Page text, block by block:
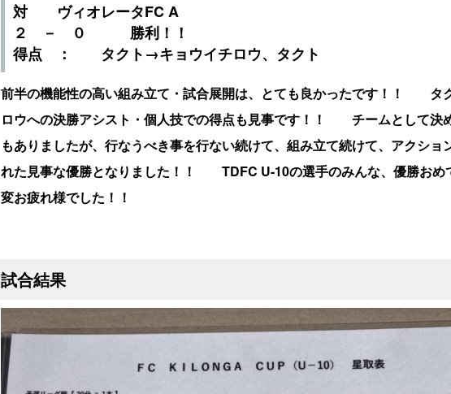
対 ヴィオレータFC A
２ － ０ 勝利！！
得点 ： タクト→キョウイチロウ、タクト
前半の機能性の高い組み立て・試合展開は、とても良かったです！！ タ
ロウへの決勝アシスト・個人技での得点も見事です！！ チームとして決
もありましたが、行なうべき事を行ない続けて、組み立て続けて、アクショ
れた見事な優勝となりました！！ TDFC U-10の選手のみんな、優勝
変お疲れ様でした！！
試合結果